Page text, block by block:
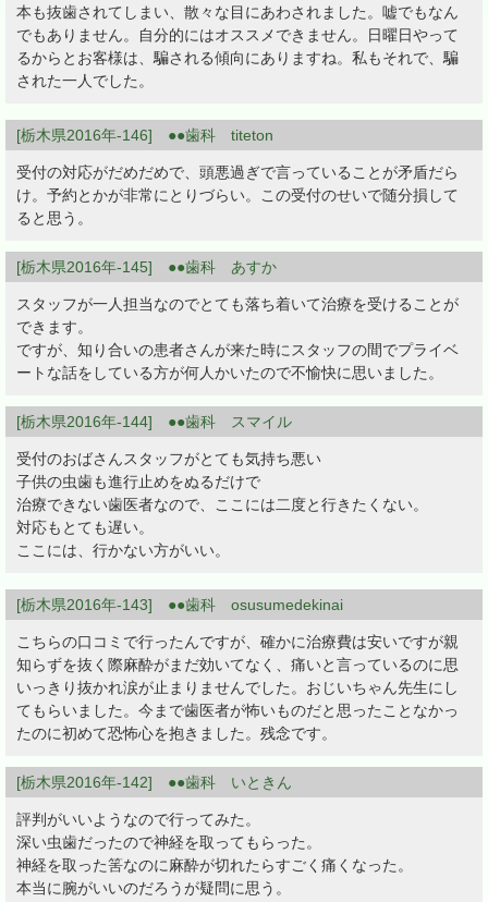
本も抜歯されてしまい、散々な目にあわされました。嘘でもなん
でもありません。自分的にはオススメできません。日曜日やって
るからとお客様は、騙される傾向にありますね。私もそれで、騙
された一人でした。
[栃木県2016年-146] ●●歯科 titeton
受付の対応がだめだめで、頭悪過ぎで言っていることが矛盾だら
け。予約とかが非常にとりづらい。この受付のせいで随分損して
ると思う。
[栃木県2016年-145] ●●歯科 あすか
スタッフが一人担当なのでとても落ち着いて治療を受けることが
できます。
ですが、知り合いの患者さんが来た時にスタッフの間でプライベ
ートな話をしている方が何人かいたので不愉快に思いました。
[栃木県2016年-144] ●●歯科 スマイル
受付のおばさんスタッフがとても気持ち悪い
子供の虫歯も進行止めをぬるだけで
治療できない歯医者なので、ここには二度と行きたくない。
対応もとても遅い。
ここには、行かない方がいい。
[栃木県2016年-143] ●●歯科 osusumedekinai
こちらの口コミで行ったんですが、確かに治療費は安いですが親
知らずを抜く際麻酔がまだ効いてなく、痛いと言っているのに思
いっきり抜かれ涙が止まりませんでした。おじいちゃん先生にし
てもらいました。今まで歯医者が怖いものだと思ったことなかっ
たのに初めて恐怖心を抱きました。残念です。
[栃木県2016年-142] ●●歯科 いときん
評判がいいようなので行ってみた。
深い虫歯だったので神経を取ってもらった。
神経を取った筈なのに麻酔が切れたらすごく痛くなった。
本当に腕がいいのだろうが疑問に思う。